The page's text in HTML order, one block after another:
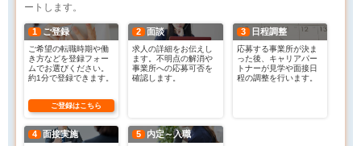
ートします。
1 ご登録
ご希望の転職時期や働
き方などを登録フォー
ムでお選びください。
約1分で登録できます。
ご登録はこちら
2 面談
求人の詳細をお伝えし
ます。不明点の解消や
事業所への応募可否を
確認します。
3 日程調整
応募する事業所が決ま
った後、キャリアパー
トナーが見学や面接日
程の調整を行います。
4 面接実施 5 内定～入職